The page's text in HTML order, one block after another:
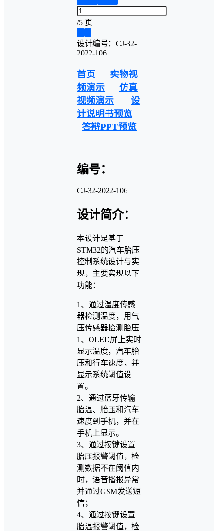
/5 页
设计编号：CJ-32-
2022-106
首页
实物视
频演示
仿真
视频演示
设
计说明书预览
答辩PPT预览
编号：
CJ-32-2022-106
设计简介：
本设计是基于
STM32的汽车胎压
控制系统设计与实
现，主要实现以下
功能：
1、通过温度传感
器检测温度，用气
压传感器检测胎压
1、OLED屏上实时
显示温度，汽车胎
压和行车速度，并
显示系统阈值设
置。
2、通过蓝牙传输
胎温、胎压和汽车
速度到手机，并在
手机上显示。
3、通过按键设置
胎压报警阈值，检
测数据不在阈值内
时，语音播报异常
并通过GSM发送短
信；
4、通过按键设置
胎温报警阈值，检